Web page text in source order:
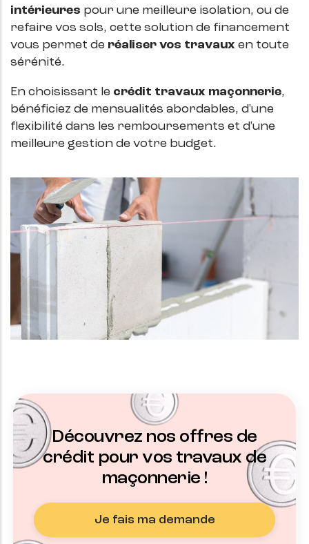
intérieures pour une meilleure isolation, ou de
refaire vos sols, cette solution de financement
vous permet de réaliser vos travaux en toute
sérénité.
En choisissant le crédit travaux maçonnerie,
bénéficiez de mensualités abordables, d'une
flexibilité dans les remboursements et d'une
meilleure gestion de votre budget.
Découvrez nos offres de
crédit pour vos travaux de
maçonnerie !
Je fais ma demande